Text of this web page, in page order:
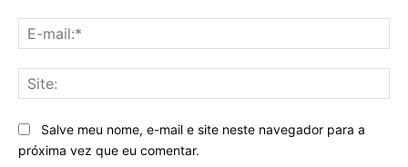
Salve meu nome, e-mail e site neste navegador para a
próxima vez que eu comentar.